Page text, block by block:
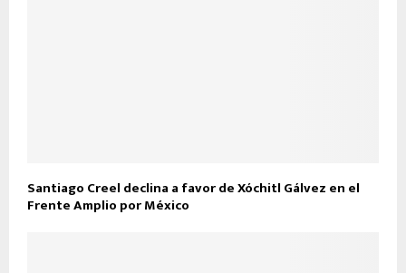
Santiago Creel declina a favor de Xóchitl Gálvez en el
Frente Amplio por México